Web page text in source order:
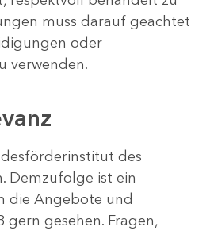
muss darauf geachtet
oder
verwenden.
des
Demzufolge ist ein
die Angebote und
gern gesehen. Fragen,